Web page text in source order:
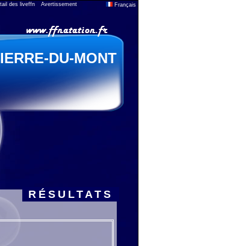
des liveffn Avertissement Français
DU-MONT
RÉSULTATS